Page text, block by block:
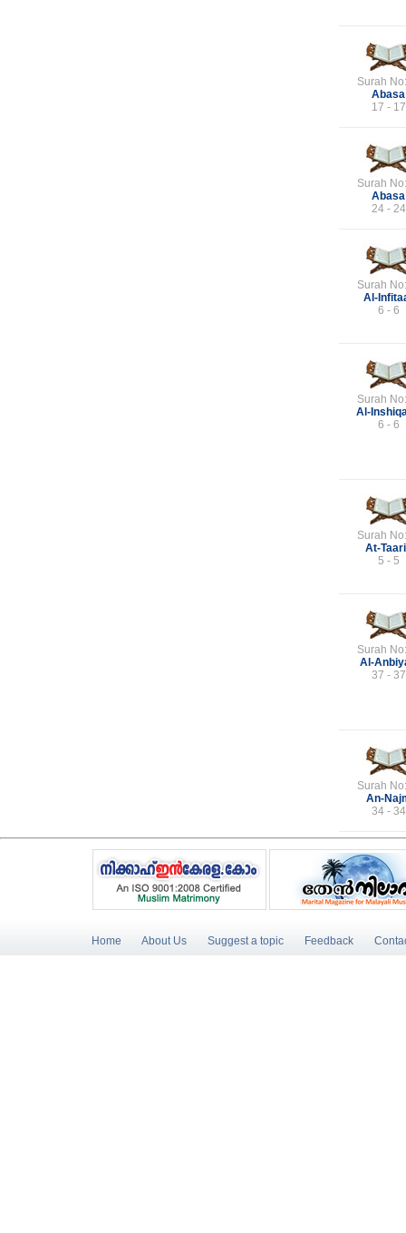
Surah
Abasa
17 - 17
Surah
Abasa
24 - 24
Surah
Al-
6 - 6
Surah
Al-
6 - 6
Surah
At-
5 - 5
Surah
Al-
37 - 37
Surah
An-
34 - 34
Home About Us Suggest a topic Feedback